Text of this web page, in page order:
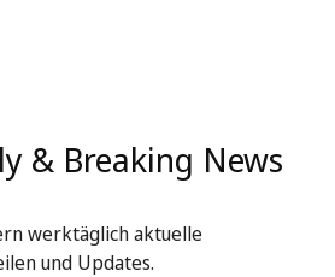
& Breaking News
werktäglich aktuelle
und Updates.